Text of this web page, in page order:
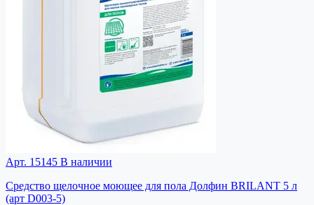
Арт. 15145 В наличии
Средство щелочное моющее для пола Долфин BRILANT 5 л
(арт D003-5)